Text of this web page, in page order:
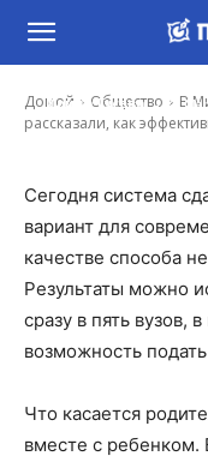
Домой Общество
В
рассказали, как
рассказали, как
к ЕГЭ
Ирина Гусева - 31
Сегодня система
вариант для
качестве способа
Результаты можно
сразу в пять вузов,
возможность
Что касается
вместе с ребенком.